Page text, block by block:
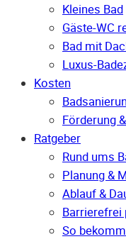
Kleines Bad
Gäste-WC
Bad mit
Luxus-
Kosten
Förderung
Ratgeber
Rund ums
Planung &
Ablauf &
Barrierefrei
So